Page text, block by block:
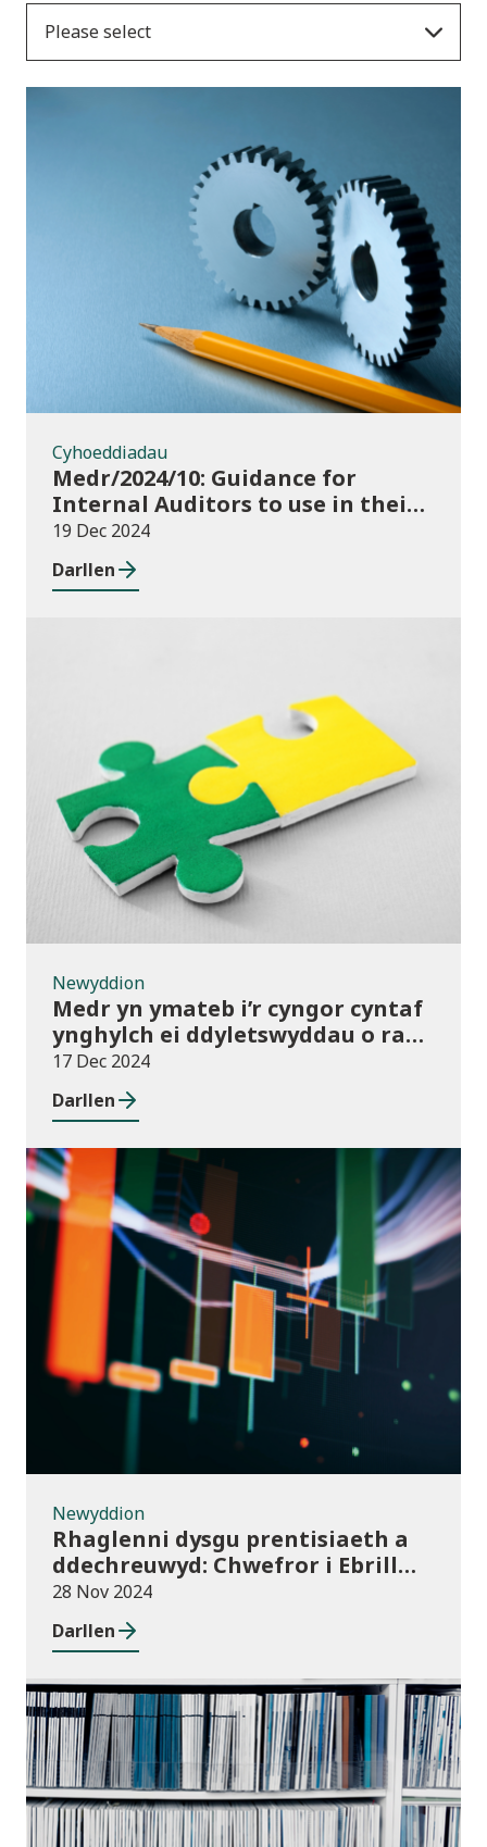
Please select
Cyhoeddiadau
Cyhoeddiadau
Medr/2024/10: Guidance for
Internal Auditors to use in their
Annual Internal Audit of HE Data
Systems and Processes
19 Dec 2024
Darllen
Newyddion
Newyddion
Medr yn ymateb i’r cyngor cyntaf
ynghylch ei ddyletswyddau o ran
y Gymraeg
17 Dec 2024
Darllen
Newyddion
Newyddion
Rhaglenni dysgu prentisiaeth a
ddechreuwyd: Chwefror i Ebrill
2024 (dros dro)
28 Nov 2024
Darllen